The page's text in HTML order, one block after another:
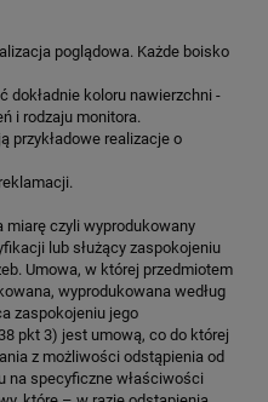
poglądowa. Każde boisko
dokładnie koloru nawierzchni -
i rodzaju monitora.
przykładowe realizacje o
miarę czyli wyprodukowany
lub służący zaspokojeniu
Umowa, w której przedmiotem
wyprodukowana według
zaspokojeniu jego
pkt 3) jest umową, co do której
z możliwości odstąpienia od
na specyficzne właściwości